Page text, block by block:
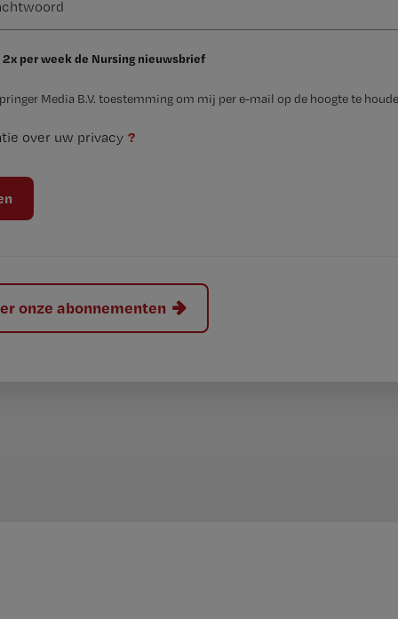
2x per week de Nursing nieuwsbrief
Media B.V. toestemming om mij per e-mail op de hoogte te
over uw privacy ?
onze abonnementen